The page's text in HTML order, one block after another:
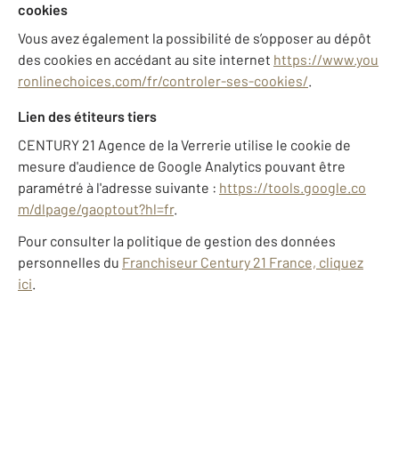
cookies
Vous avez également la possibilité de s’opposer au dépôt
des cookies en accédant au site internet https://www.you
ronlinechoices.com/fr/controler-ses-cookies/.
Lien des étiteurs tiers
CENTURY 21 Agence de la Verrerie utilise le cookie de
mesure d'audience de Google Analytics pouvant être
paramétré à l'adresse suivante : https://tools.google.co
m/dlpage/gaoptout?hl=fr.
Pour consulter la politique de gestion des données
personnelles du Franchiseur Century 21 France, cliquez
ici.